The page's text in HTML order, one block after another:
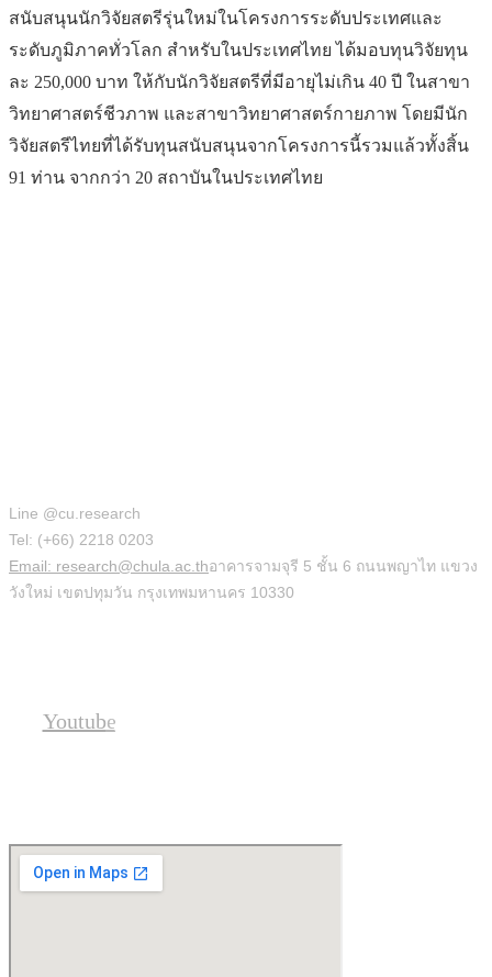
สนับสนุนนักวิจัยสตรีรุ่นใหม่ในโครงการระดับประเทศและ
ระดับภูมิภาคทั่วโลก สำหรับในประเทศไทย ได้มอบทุนวิจัยทุน
ละ 250,000 บาท ให้กับนักวิจัยสตรีที่มีอายุไม่เกิน 40 ปี ในสาขา
วิทยาศาสตร์ชีวภาพ และสาขาวิทยาศาสตร์กายภาพ โดยมีนัก
วิจัยสตรีไทยที่ได้รับทุนสนับสนุนจากโครงการนี้รวมแล้วทั้งสิ้น
91 ท่าน จากกว่า 20 สถาบันในประเทศไทย
Line @cu.research
Tel: (+66) 2218 0203
Email: research@chula.ac.thอาคารจามจุรี 5 ชั้น 6 ถนนพญาไท แขวง
วังใหม่ เขตปทุมวัน กรุงเทพมหานคร 10330
Youtube